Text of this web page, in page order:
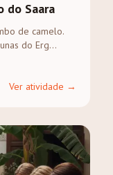
do Saara
de camelo.
do Erg
Ver atividade →